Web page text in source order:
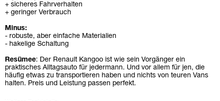
+ sicheres Fahrverhalten
+ geringer Verbrauch
Minus:
- robuste, aber einfache Materialien
- hakelige Schaltung
Resümee: Der Renault Kangoo ist wie sein Vorgänger ein
praktisches Alltagsauto für jedermann. Und vor allem für jen, die
häufig etwas zu transportieren haben und nichts von teuren Vans
halten. Preis und Leistung passen perfekt.